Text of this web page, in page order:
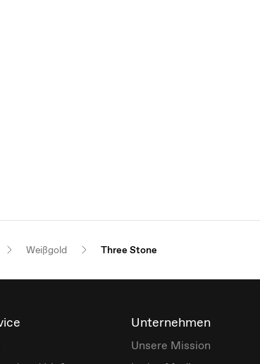
Weißgold Three Stone
Unternehmen
Unsere Mission